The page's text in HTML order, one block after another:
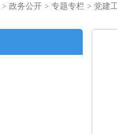
> 政务公开 > 专题专栏 > 党建